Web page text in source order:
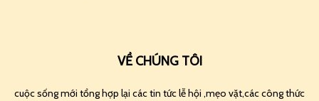
VỀ CHÚNG TÔI
cuộc sống mới tổng hợp lại các tin tức lễ hội ,mẹo vặt,các công thức